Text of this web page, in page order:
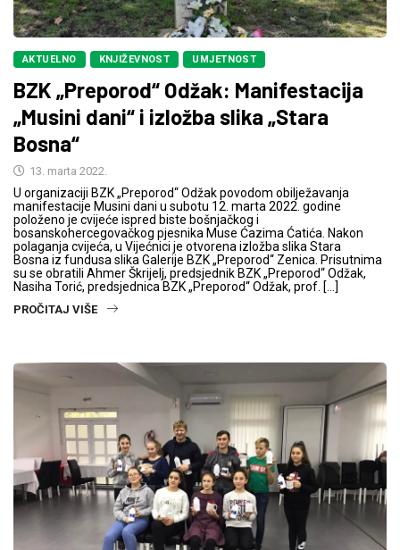
AKTUELNO KNJIŽEVNOST UMJETNOST
BZK „Preporod“ Odžak: Manifestacija
„Musini dani“ i izložba slika „Stara
Bosna“
13. marta 2022.
U organizaciji BZK „Preporod“ Odžak povodom obilježavanja
manifestacije Musini dani u subotu 12. marta 2022. godine
položeno je cvijeće ispred biste bošnjačkog i
bosanskohercegovačkog pjesnika Muse Ćazima Ćatića. Nakon
polaganja cvijeća, u Vijećnici je otvorena izložba slika Stara
Bosna iz fundusa slika Galerije BZK „Preporod“ Zenica. Prisutnima
su se obratili Ahmer Škrijelj, predsjednik BZK „Preporod“ Odžak,
Nasiha Torić, predsjednica BZK „Preporod“ Odžak, prof. […]
PROČITAJ VIŠE